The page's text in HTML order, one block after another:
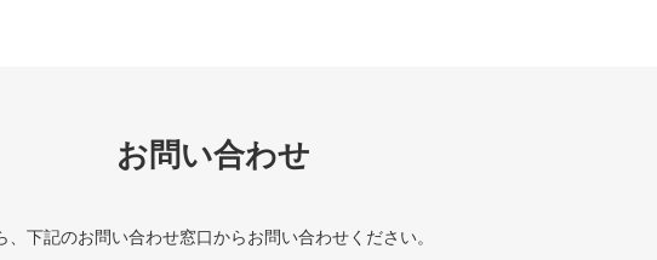
お問い合わせ
下記のお問い合わせ窓口からお問い合わせください。